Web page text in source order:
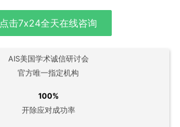
点击7x24全天在线咨询
AIS美国学术诚信研讨会
官方唯一指定机构
100%
开除应对成功率